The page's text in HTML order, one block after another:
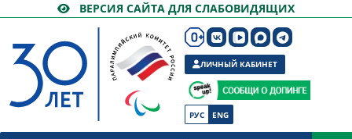
ВЕРСИЯ САЙТА ДЛЯ СЛАБОВИДЯЩИХ
РУС ENG
ЛИЧНЫЙ КАБИНЕТ